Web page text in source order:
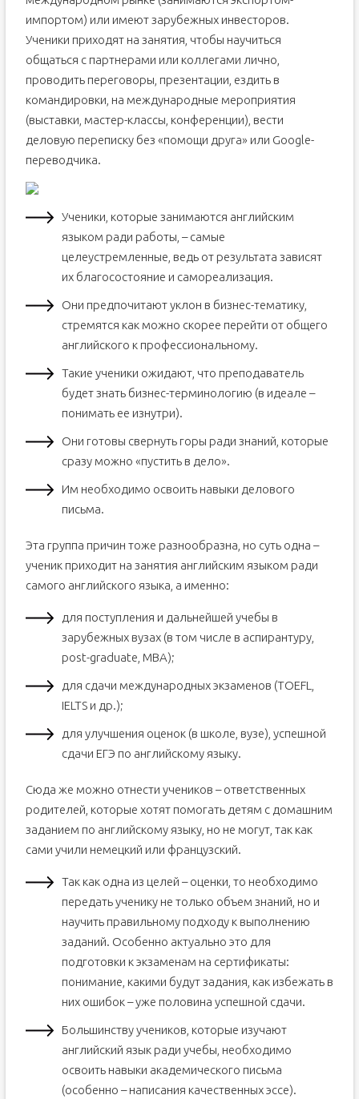
импортом) или имеют зарубежных инвесторов.
Ученики приходят на занятия, чтобы научиться
общаться с партнерами или коллегами лично,
проводить переговоры, презентации, ездить в
командировки, на международные мероприятия
(выставки, мастер-классы, конференции), вести
деловую переписку без «помощи друга» или Google-
переводчика.
Ученики, которые занимаются английским
языком ради работы, – самые
целеустремленные, ведь от результата зависят
их благосостояние и самореализация.
Они предпочитают уклон в бизнес-тематику,
стремятся как можно скорее перейти от общего
английского к профессиональному.
Такие ученики ожидают, что преподаватель
будет знать бизнес-терминологию (в идеале –
понимать ее изнутри).
Они готовы свернуть горы ради знаний, которые
сразу можно «пустить в дело».
Им необходимо освоить навыки делового
письма.
Эта группа причин тоже разнообразна, но суть одна –
ученик приходит на занятия английским языком ради
самого английского языка, а именно:
для поступления и дальнейшей учебы в
зарубежных вузах (в том числе в аспирантуру,
post-graduate, MBA);
для сдачи международных экзаменов (TOEFL,
IELTS и др.);
для улучшения оценок (в школе, вузе), успешной
сдачи ЕГЭ по английскому языку.
Сюда же можно отнести учеников – ответственных
родителей, которые хотят помогать детям с домашним
заданием по английскому языку, но не могут, так как
сами учили немецкий или французский.
Так как одна из целей – оценки, то необходимо
передать ученику не только объем знаний, но и
научить правильному подходу к выполнению
заданий. Особенно актуально это для
подготовки к экзаменам на сертификаты:
понимание, какими будут задания, как избежать в
них ошибок – уже половина успешной сдачи.
Большинству учеников, которые изучают
английский язык ради учебы, необходимо
освоить навыки академического письма
(особенно – написания качественных эссе).